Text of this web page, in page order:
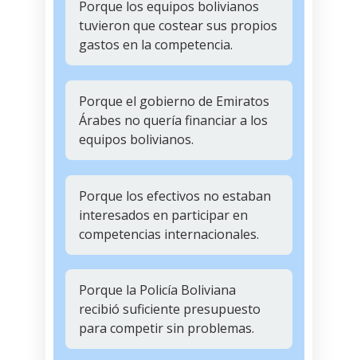
Porque los equipos bolivianos
tuvieron que costear sus propios
gastos en la competencia.
Porque el gobierno de Emiratos
Árabes no quería financiar a los
equipos bolivianos.
Porque los efectivos no estaban
interesados en participar en
competencias internacionales.
Porque la Policía Boliviana
recibió suficiente presupuesto
para competir sin problemas.